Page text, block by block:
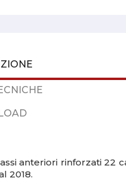
anteriori rinforzati 22
2018.